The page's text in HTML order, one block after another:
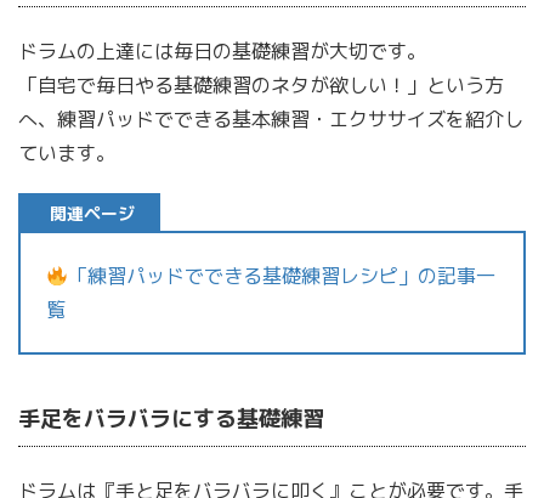
ドラムの上達には毎日の基礎練習が大切です。
「自宅で毎日やる基礎練習のネタが欲しい！」という方
へ、練習パッドでできる基本練習・エクササイズを紹介し
ています。
関連ページ
「練習パッドでできる基礎練習レシピ」の記事一
覧
手足をバラバラにする基礎練習
ドラムは『手と足をバラバラに叩く』ことが必要です。手